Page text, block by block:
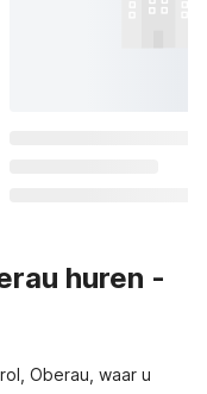
huren -
Oberau, waar u